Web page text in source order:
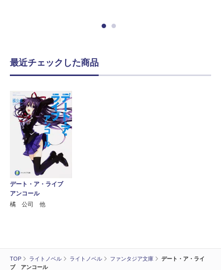
TOP ライトノベル ライトノベル ファンタジア文庫
デート・ア・ライ
ブ アンコール
最近チェックした商品
デート・ア・ライブ
アンコール
橘 公司 他